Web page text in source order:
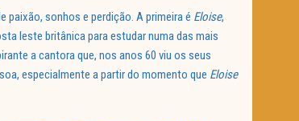
paixão, sonhos e perdição. A primeira é Eloise,
leste britânica para estudar numa das mais
a cantora que, nos anos 60 viu os seus
especialmente a partir do momento que Eloise